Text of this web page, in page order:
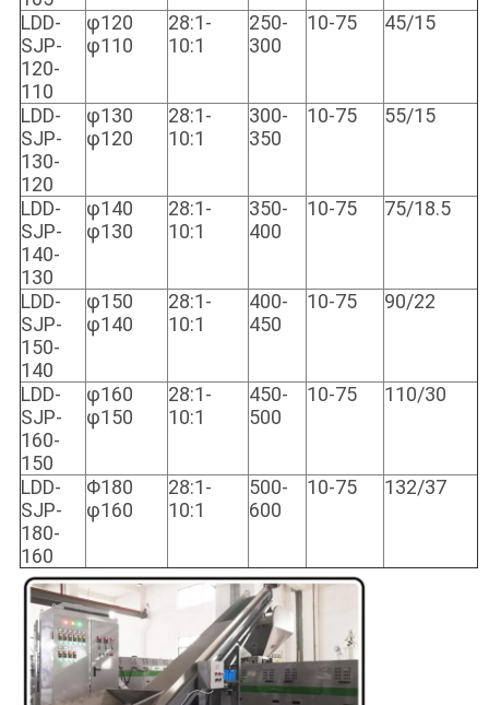
LDD-
SJP-
120-
110
φ120
φ110
28:1-
10:1
250-
300
10-75 45/15
LDD-
SJP-
130-
120
φ130
φ120
28:1-
10:1
300-
350
10-75 55/15
LDD-
SJP-
140-
130
φ140
φ130
28:1-
10:1
350-
400
10-75 75/18.5
LDD-
SJP-
150-
140
φ150
φ140
28:1-
10:1
400-
450
10-75 90/22
LDD-
SJP-
160-
150
φ160
φ150
28:1-
10:1
450-
500
10-75 110/30
LDD-
SJP-
180-
160
Φ180
φ160
28:1-
10:1
500-
600
10-75 132/37